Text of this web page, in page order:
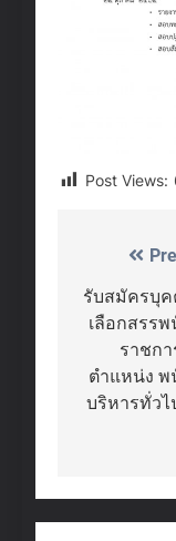
Post Views:
Post
รับสมัครบุค
เลือกสรร
ราชก
ตำแหน่ง พ
บริหารทั่วไ